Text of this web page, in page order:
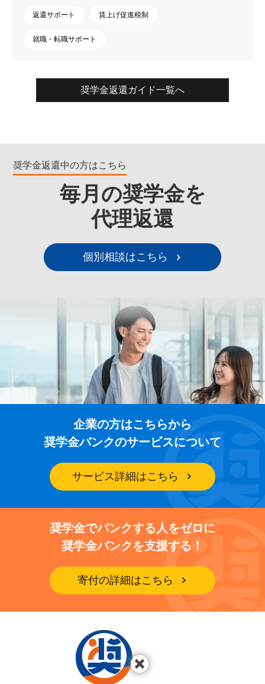
返還サポート 賃上げ促進税制
就職・転職サポート
奨学金返還ガイド一覧へ
奨学金返還中の方はこちら
毎月の奨学金を
代理返還
個別相談はこちら
企業の方はこちらから
奨学金バンクのサービスについて
サービス詳細はこちら
奨学金でパンクする人をゼロに
奨学金バンクを支援する！
寄付の詳細はこちら